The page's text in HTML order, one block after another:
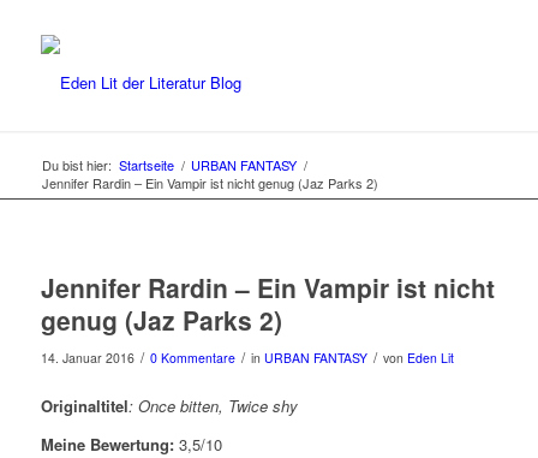
Du bist hier: Startseite / URBAN FANTASY /
Jennifer Rardin – Ein Vampir ist nicht genug (Jaz Parks 2)
Jennifer Rardin – Ein Vampir ist nicht
genug (Jaz Parks 2)
14. Januar 2016 / 0 Kommentare / in URBAN FANTASY / von Eden Lit
Originaltitel: Once bitten, Twice shy
Meine Bewertung: 3,5/10